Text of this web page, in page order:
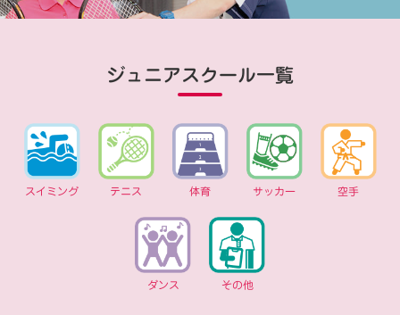
ジュニアスクール一覧
スイミング テニス 体育 サッカー 空手
ダンス その他